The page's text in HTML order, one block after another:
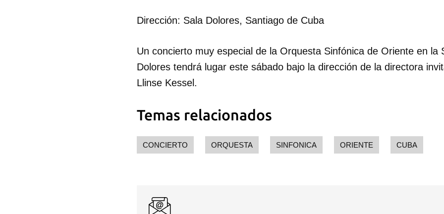
Guardar como favorito
Dirección: Sala Dolores, Santiago de Cuba
Un concierto muy especial de la Orquesta Sinfónica de Oriente en la
Dolores tendrá lugar este sábado bajo la dirección de la directora
Llinse Kessel.
Temas relacionados
CONCIERTO ORQUESTA SINFONICA ORIENTE CUBA